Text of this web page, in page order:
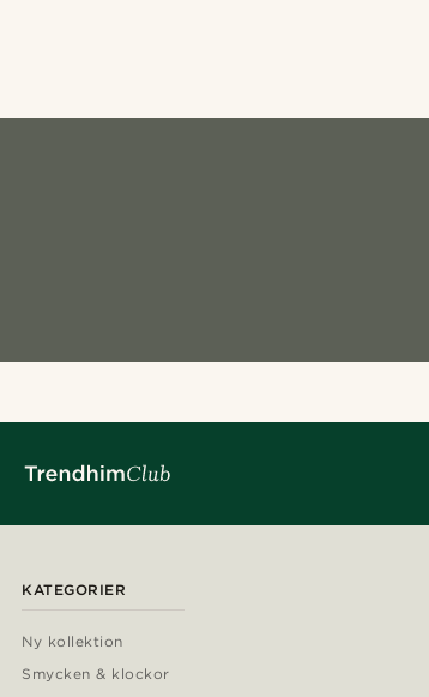
KATEGORIER
Ny kollektion
Smycken & klockor